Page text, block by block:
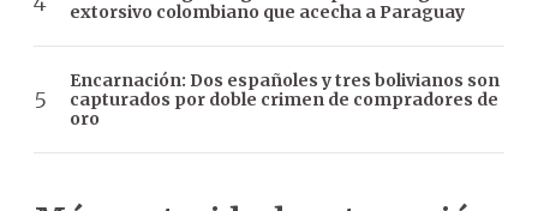
extorsivo colombiano que acecha a Paraguay
Encarnación: Dos españoles y tres bolivianos son
capturados por doble crimen de compradores de
oro